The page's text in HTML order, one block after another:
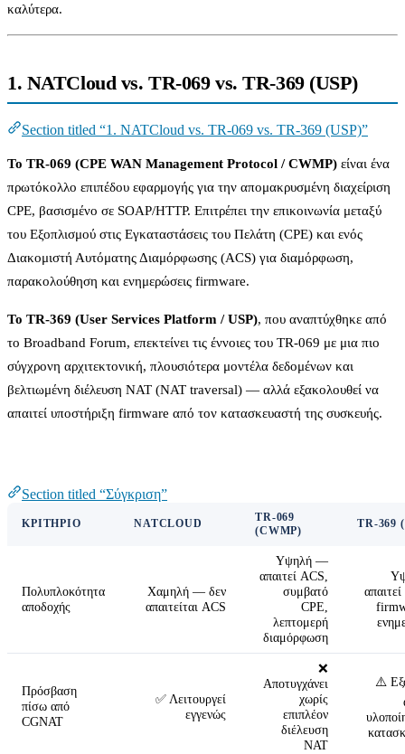
καλύτερα.
1. NATCloud vs. TR-069 vs. TR-369 (USP)
Section titled “1. NATCloud vs. TR-069 vs. TR-369 (USP)”
Το TR-069 (CPE WAN Management Protocol / CWMP) είναι ένα
πρωτόκολλο επιπέδου εφαρμογής για την απομακρυσμένη διαχείριση
CPE, βασισμένο σε SOAP/HTTP. Επιτρέπει την επικοινωνία μεταξύ
του Εξοπλισμού στις Εγκαταστάσεις του Πελάτη (CPE) και ενός
Διακομιστή Αυτόματης Διαμόρφωσης (ACS) για διαμόρφωση,
παρακολούθηση και ενημερώσεις firmware.
Το TR-369 (User Services Platform / USP), που αναπτύχθηκε από
το Broadband Forum, επεκτείνει τις έννοιες του TR-069 με μια πιο
σύγχρονη αρχιτεκτονική, πλουσιότερα μοντέλα δεδομένων και
βελτιωμένη διέλευση NAT (NAT traversal) — αλλά εξακολουθεί να
απαιτεί υποστήριξη firmware από τον κατασκευαστή της συσκευής.
Section titled “Σύγκριση”
ΚΡΙΤΉΡΙΟ NATCLOUD
TR-069
(CWMP)
TR-369
Πολυπλοκότητα
αποδοχής
Χαμηλή — δεν
απαιτείται ACS
Υψηλή —
απαιτεί ACS,
συμβατό
CPE,
λεπτομερή
διαμόρφωση
Πρόσβαση
πίσω από
CGNAT
✅ Λειτουργεί
εγγενώς
❌
Αποτυγχάνει
χωρίς
επιπλέον
διέλευση
NAT
⚠️